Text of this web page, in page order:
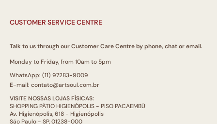
CUSTOMER SERVICE CENTRE
Talk to us through our Customer Care Centre by phone, chat or email.
Monday to Friday, from 10am to 5pm
WhatsApp: (11) 97283-9009
E-mail: contato@artsoul.com.br
VISITE NOSSAS LOJAS FÍSICAS:
SHOPPING PÁTIO HIGIENÓPOLIS - PISO PACAEMBÚ
Av. Higienópolis, 618 - Higienópolis
São Paulo - SP, 01238-000